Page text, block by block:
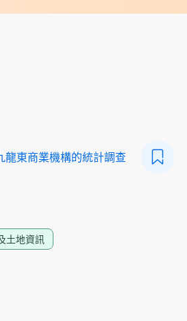
龍東商業機構的統計調查
土地資訊